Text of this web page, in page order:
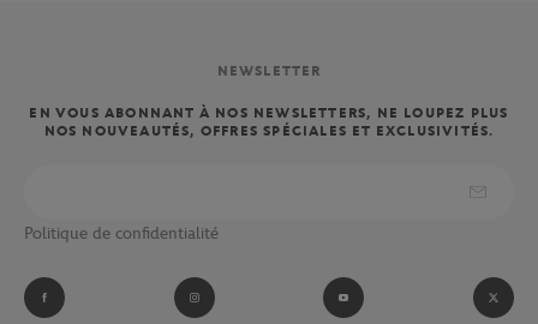
NEWSLETTER
EN VOUS ABONNANT À NOS NEWSLETTERS, NE LOUPEZ PLUS
NOS NOUVEAUTÉS, OFFRES SPÉCIALES ET EXCLUSIVITÉS.
Politique de confidentialité